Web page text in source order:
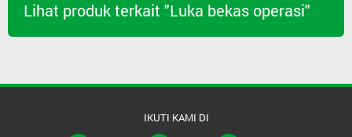
Lihat produk terkait "Luka bekas operasi"
IKUTI KAMI DI